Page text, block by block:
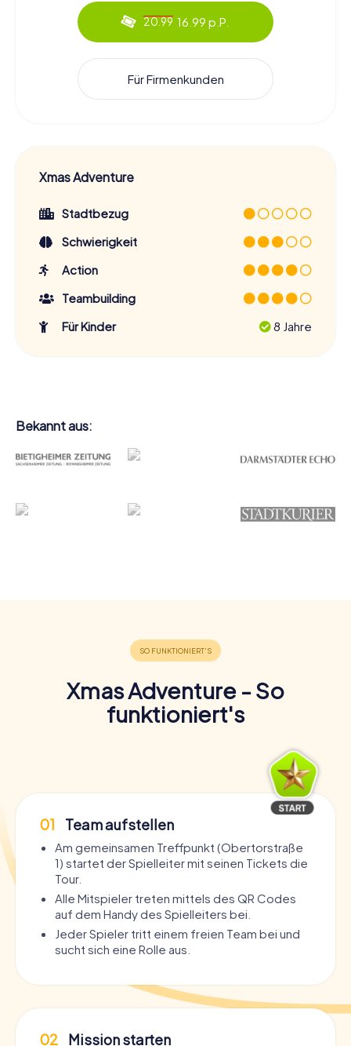
20.99 16.99 p.P.
Für Firmenkunden
Xmas Adventure
Stadtbezug
Schwierigkeit
Action
Teambuilding
Für Kinder
8 Jahre
Bekannt aus:
Xmas Adventure - So
funktioniert's
01 Team aufstellen
Am gemeinsamen Treffpunkt (Obertorstraße
1) startet der Spielleiter mit seinen Tickets die
Tour.
Alle Mitspieler treten mittels des QR Codes
auf dem Handy des Spielleiters bei.
Jeder Spieler tritt einem freien Team bei und
sucht sich eine Rolle aus.
02 Mission starten